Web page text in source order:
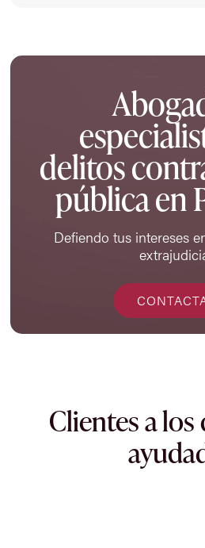
delitos
pública en
Defiendo tus intereses
Clientes a los